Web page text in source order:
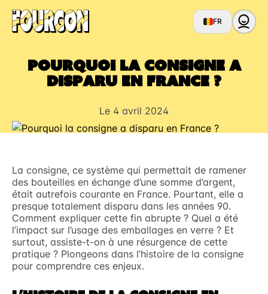
FR
Pourquoi la consigne a
disparu en France ?
Le 4 avril 2024
La consigne, ce système qui permettait de ramener
des bouteilles en échange d’une somme d’argent,
était autrefois courante en France. Pourtant, elle a
presque totalement disparu dans les années 90.
Comment expliquer cette fin abrupte ? Quel a été
l’impact sur l’usage des emballages en verre ? Et
surtout, assiste-t-on à une résurgence de cette
pratique ? Plongeons dans l’histoire de la consigne
pour comprendre ces enjeux.